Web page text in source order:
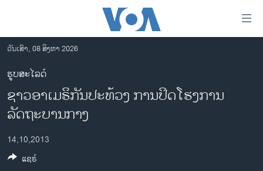
ເຂົ້າ
ຫາ
ຂ້າມ
ຂ້າມ
ຂ້າມ
ໄປ
ຫາ
ຊອກ
ລາວ
ອາເມຣິກາ
ການເລືອກຕັ້ງ ປະທານາທີບໍດີ ສະຫະລັດ 2024
ຂ່າວ​ຈີນ
ວັນເສົາ, 08 ສິງຫາ 2026
ຮູບສະໄລດ໌
ຊາວອາເມຣິກັນປະທ້ວງ ການປິດໂຮງການ
ລັດຖະບານກາງ
14,10,2013
ແຊຣ໌